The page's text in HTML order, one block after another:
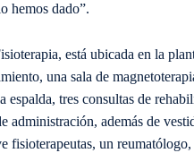
hemos dado”.
está ubicada en la
una sala de
espalda, tres consultas de
administración, además de
fisioterapeutas, un